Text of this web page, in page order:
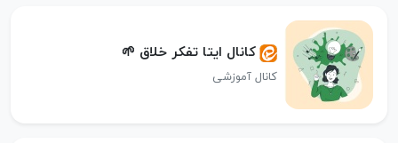
کانال ایتا تفکر خلاق 🌱
کانال آموزشی